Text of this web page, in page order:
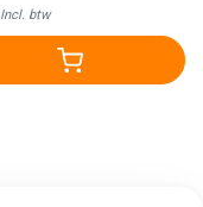
Incl. btw